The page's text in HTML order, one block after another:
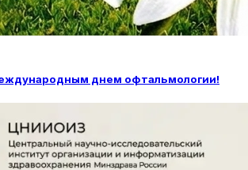
днем офтальмологии!